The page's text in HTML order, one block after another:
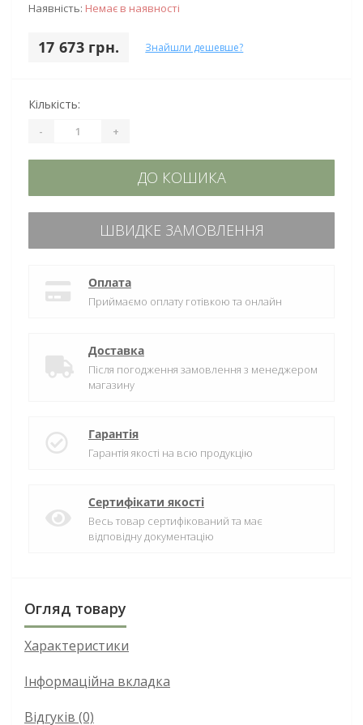
Наявність: Немає в наявності
17 673 грн. Знайшли дешевше?
Кількість:
- +
ДО КОШИКА
ШВИДКЕ ЗАМОВЛЕННЯ
Оплата
Приймаємо оплату готівкою та онлайн
Доставка
Після погодження замовлення з менеджером
магазину
Гарантія
Гарантія якості на всю продукцію
Сертифікати якості
Весь товар сертифікований та має
відповідну документацію
Огляд товару
Характеристики
Інформаційна вкладка
Відгуків (0)